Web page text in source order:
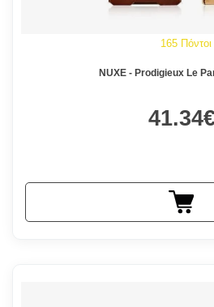
165 Πόντοι
NUXE - Prodigieux Le